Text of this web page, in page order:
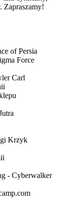
Zapraszamy!
of Persia
Force
Carl
Krzyk
- Cyberwalker